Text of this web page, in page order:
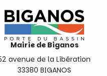
Mairie de Biganos
avenue de la Libération
33380 BIGANOS